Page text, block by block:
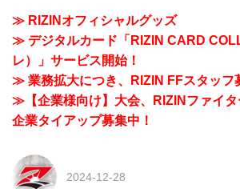
≫ RIZINオフィシャルグッズ
≫ デジタルカード「RIZIN CARD
レ）」サービス開始！
≫ 業務拡大につき、RIZIN FFスタッフ
≫【企業様向け】大会、RIZINファイタ
企業タイアップ募集中！
2024-12-28